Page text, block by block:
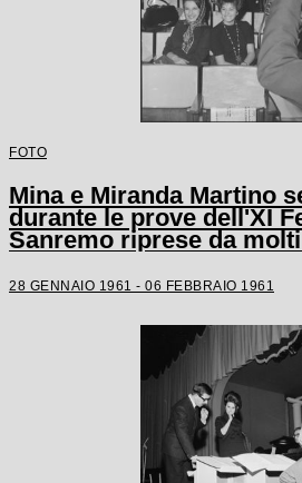
FOTO
Mina e Miranda Martino
durante le prove dell'XI
Sanremo riprese da
28 GENNAIO 1961 - 06 FEBBRAIO 1961